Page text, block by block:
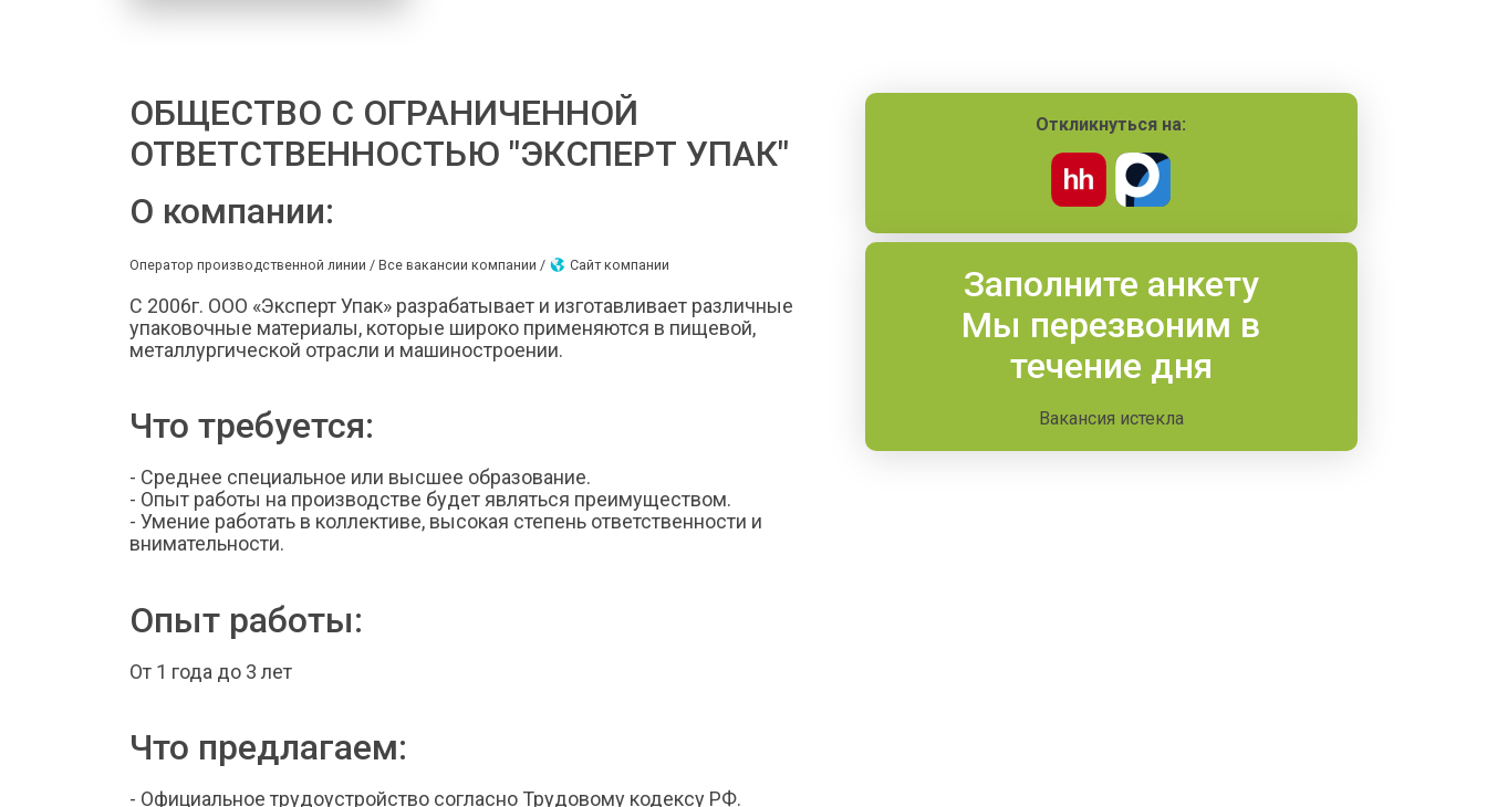
ОБЩЕСТВО С ОГРАНИЧЕННОЙ
ОТВЕТСТВЕННОСТЬЮ "ЭКСПЕРТ УПАК"
О компании:
Оператор производственной линии / Все вакансии компании / Сайт компании
С 2006г. ООО «Эксперт Упак» разрабатывает и изготавливает различные
упаковочные материалы, которые широко применяются в пищевой,
металлургической отрасли и машиностроении.
Что требуется:
- Среднее специальное или высшее образование.
- Опыт работы на производстве будет являться преимуществом.
- Умение работать в коллективе, высокая степень ответственности и
внимательности.
Опыт работы:
От 1 года до 3 лет
Что предлагаем:
- Официальное трудоустройство согласно Трудовому кодексу РФ.
Откликнуться на:
Заполните анкету
Мы перезвоним в
течение дня
Вакансия истекла